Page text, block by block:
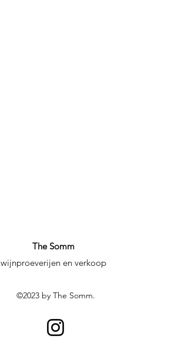
The Somm
wijnproeverijen en verkoop
©2023 by The Somm.